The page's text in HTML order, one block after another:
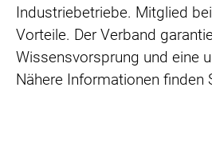
Industriebetriebe. Mitglied
Vorteile. Der Verband
Wissensvorsprung und eine
Nähere Informationen finden